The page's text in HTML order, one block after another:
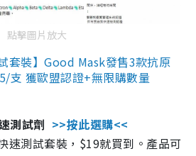
點擊圖片放大
套裝】Good Mask發售3款抗原
支 獲歐盟認證+無限購數量
測試劑 >>按此選購<<
速測試套裝，$19就買到。產品可